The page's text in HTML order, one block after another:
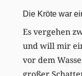
Die Kröte war
Es vergehen
und will mir
vor dem